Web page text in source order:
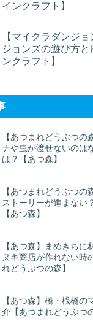
インクラフト】
【マイクラダンジ
ジョンズの遊び方と
ンクラフト】
【あつまれどうぶつの
ナや虫が渡せないのは
は？【あつ森】
【あつまれどうぶつの
ストーリーが進まない
【あつ森】
【あつ森】まめきちに
ヌキ商店が作れない時
れどうぶつの森】
【あつ森】橋・桟橋の
介【あつまれどうぶつ